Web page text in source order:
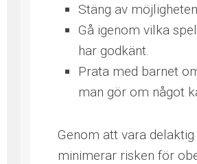
Stäng av
Gå igenom vilka
har godkänt.
Prata med barnet
man gör om något
Genom att vara
minimerar risken för